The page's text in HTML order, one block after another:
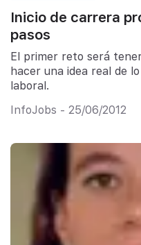
Inicio de carrera
pasos
El primer reto será
hacer una idea real de
laboral.
InfoJobs - 25/06/2012